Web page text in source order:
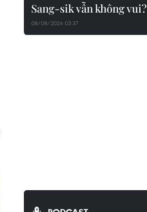
Sang-sik vẫn không vui?
08/08/2026 03:37